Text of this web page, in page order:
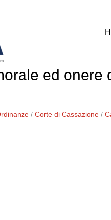
ed onere
/ Corte di Cassazione /